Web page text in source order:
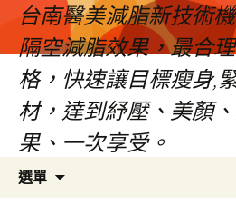
台南醫美減脂新技術
隔空減脂效果，最合
格，快速讓目標瘦身,
材，達到紓壓、美顏
果、一次享受。
選單